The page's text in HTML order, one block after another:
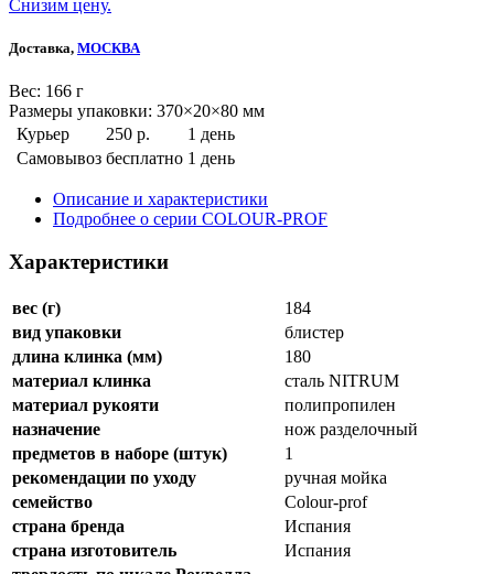
Снизим цену.
Доставка, МОСКВА
Веc: 166 г
Размеры упаковки: 370×20×80 мм
Курьер
250 р.
1 день
Самовывоз бесплатно 1 день
Описание и характеристики
Подробнее о серии COLOUR-PROF
Характеристики
вес (г)
184
вид упаковки
блистер
длина клинка (мм)
180
материал клинка
сталь NITRUM
материал рукояти
полипропилен
назначение
нож разделочный
предметов в наборе (штук)
1
рекомендации по уходу
ручная мойка
семейство
Colour-prof
страна бренда
Испания
страна изготовитель
Испания